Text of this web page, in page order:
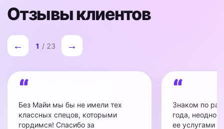
Отзывы клиентов
← 1 / 23 →
Без Майи мы бы не имели тех
классных спецов, которыми
гордимся! Спасибо за
Знаком по
года,
ее услугами